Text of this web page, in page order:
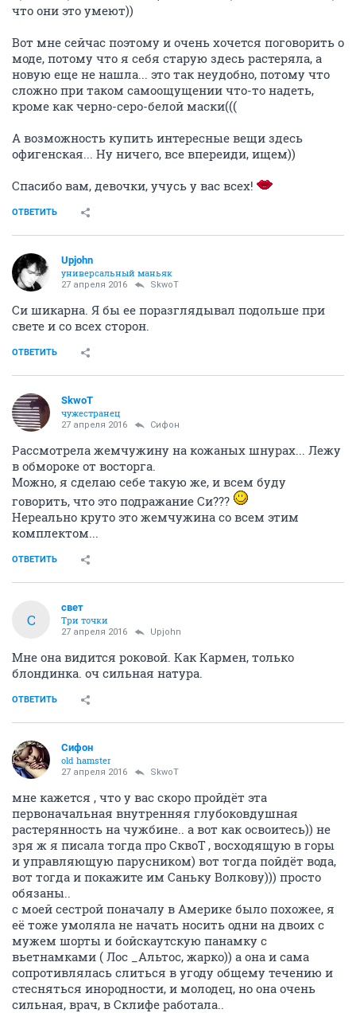
что они это умеют))
Вот мне сейчас поэтому и очень хочется поговорить о
моде, потому что я себя старую здесь растеряла, а
новую еще не нашла... это так неудобно, потому что
сложно при таком самоощущении что-то надеть,
кроме как черно-серо-белой маски(((
А возможность купить интересные вещи здесь
офигенская... Ну ничего, все впереиди, ищем))
Спасибо вам, девочки, учусь у вас всех!
ОТВЕТИТЬ
Upjohn
универсальный маньяк
27 апреля 2016 SkwоT
Си шикарна. Я бы ее поразглядывал подольше при
свете и со всех сторон.
ОТВЕТИТЬ
SkwоT
чужестранец
27 апреля 2016 Сифон
Рассмотрела жемчужину на кожаных шнурах... Лежу
в обмороке от восторга.
Можно, я сделаю себе такую же, и всем буду
говорить, что это подражание Си???
Нереально круто это жемчужина со всем этим
комплектом...
ОТВЕТИТЬ
С
свет
Три точки
27 апреля 2016 Upjohn
Мне она видится роковой. Как Кармен, только
блондинка. оч сильная натура.
ОТВЕТИТЬ
Сифон
old hamster
27 апреля 2016 SkwоT
мне кажется , что у вас скоро пройдёт эта
первоначальная внутренняя глубоковдушная
растерянность на чужбине.. а вот как освоитесь)) не
зря ж я писала тогда про СквоТ , восходящую в горы
и управляющую парусником) вот тогда пойдёт вода,
вот тогда и покажите им Саньку Волкову))) просто
обязаны..
с моей сестрой поначалу в Америке было похожее, я
её тоже умоляла не начать носить одни на двоих с
мужем шорты и бойскаутскую панамку с
вьетнамками ( Лос _Альтос, жарко)) а она и сама
сопротивлялась слиться в угоду общему течению и
стесняться инородности, и молодец, но она очень
сильная, врач, в Склифе работала..